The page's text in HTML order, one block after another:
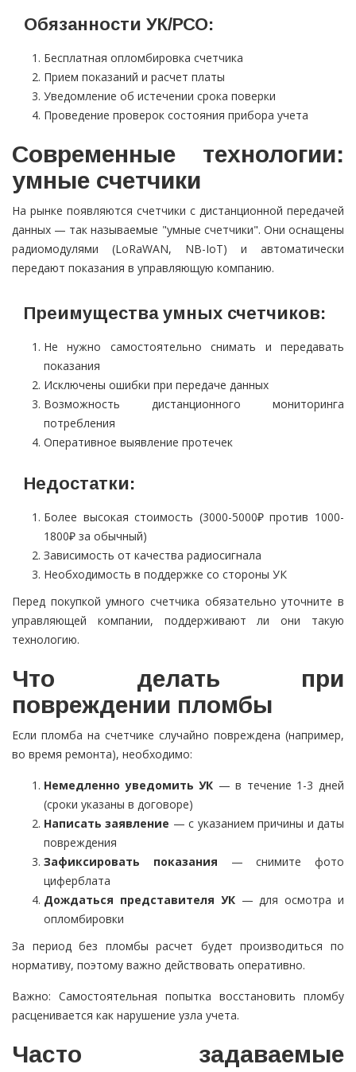
Обязанности УК/РСО:
Бесплатная опломбировка счетчика
Прием показаний и расчет платы
Уведомление об истечении срока поверки
Проведение проверок состояния прибора учета
Современные технологии:
умные счетчики
На рынке появляются счетчики с дистанционной передачей
данных — так называемые "умные счетчики". Они оснащены
радиомодулями (LoRaWAN, NB-IoT) и автоматически
передают показания в управляющую компанию.
Преимущества умных счетчиков:
Не нужно самостоятельно снимать и передавать
показания
Исключены ошибки при передаче данных
Возможность дистанционного мониторинга
потребления
Оперативное выявление протечек
Недостатки:
Более высокая стоимость (3000-5000₽ против 1000-
1800₽ за обычный)
Зависимость от качества радиосигнала
Необходимость в поддержке со стороны УК
Перед покупкой умного счетчика обязательно уточните в
управляющей компании, поддерживают ли они такую
технологию.
Что делать при
повреждении пломбы
Если пломба на счетчике случайно повреждена (например,
во время ремонта), необходимо:
Немедленно уведомить УК — в течение 1-3 дней
(сроки указаны в договоре)
Написать заявление — с указанием причины и даты
повреждения
Зафиксировать показания — снимите фото
циферблата
Дождаться представителя УК— для осмотра и
опломбировки
За период без пломбы расчет будет производиться по
нормативу, поэтому важно действовать оперативно.
Важно: Самостоятельная попытка восстановить пломбу
расценивается как нарушение узла учета.
Часто задаваемые